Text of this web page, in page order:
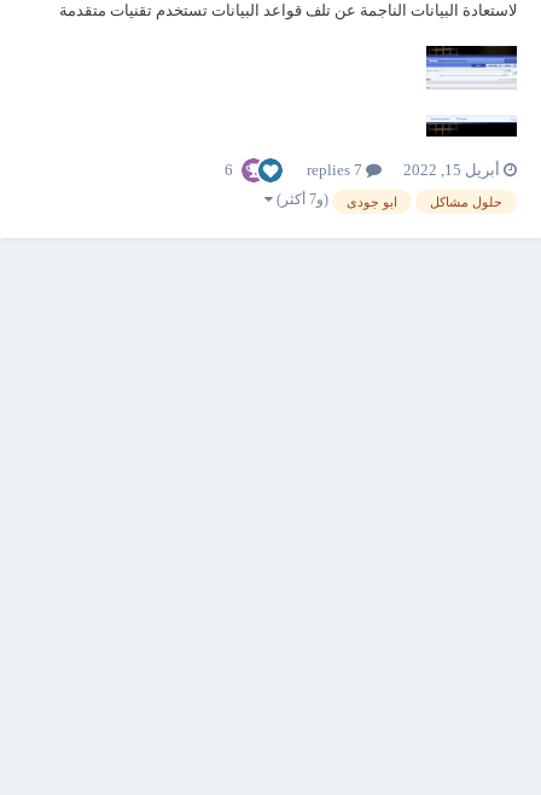
لاستعادة البيانات الناجمة عن تلف قواعد البيانات تستخدم تقنيات متقدمة
وتقوم باستعادة أكبر قدر ممكن من البيانات مما يقلل الخسارة الناجمة عن
تل...
أبريل 15, 2022 6
حلول مشاكل ابو جودى (و7 أكثر)